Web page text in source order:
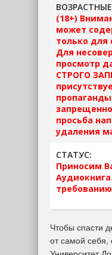
(18+)
может
только для
Для
просмотр
СТРОГО
просьба
удаления
СТАТУС:
Приносим
Чтобы спасти
от самой себя,